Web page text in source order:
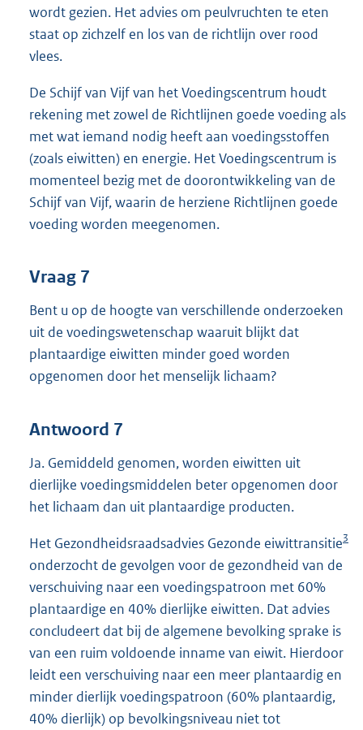
wordt gezien. Het advies om peulvruchten te eten
staat op zichzelf en los van de richtlijn over rood
vlees.
De Schijf van Vijf van het Voedingscentrum houdt
rekening met zowel de Richtlijnen goede voeding als
met wat iemand nodig heeft aan voedingsstoffen
(zoals eiwitten) en energie. Het Voedingscentrum is
momenteel bezig met de doorontwikkeling van de
Schijf van Vijf, waarin de herziene Richtlijnen goede
voeding worden meegenomen.
Vraag 7
Bent u op de hoogte van verschillende onderzoeken
uit de voedingswetenschap waaruit blijkt dat
plantaardige eiwitten minder goed worden
opgenomen door het menselijk lichaam?
Antwoord 7
Ja. Gemiddeld genomen, worden eiwitten uit
dierlijke voedingsmiddelen beter opgenomen door
het lichaam dan uit plantaardige producten.
Het Gezondheidsraadsadvies Gezonde eiwittransitie3
onderzocht de gevolgen voor de gezondheid van de
verschuiving naar een voedingspatroon met 60%
plantaardige en 40% dierlijke eiwitten. Dat advies
concludeert dat bij de algemene bevolking sprake is
van een ruim voldoende inname van eiwit. Hierdoor
leidt een verschuiving naar een meer plantaardig en
minder dierlijk voedingspatroon (60% plantaardig,
40% dierlijk) op bevolkingsniveau niet tot